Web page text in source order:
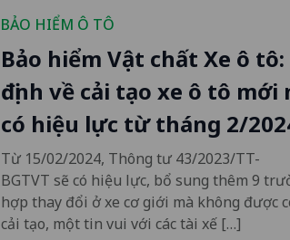
BẢO HIỂM Ô TÔ
Bảo hiểm Vật chất Xe ô
định về cải tạo xe ô tô mới
có hiệu lực từ tháng 2/
Từ 15/02/2024, Thông tư 43/2023/TT-
BGTVT sẽ có hiệu lực, bổ sung thêm 9
hợp thay đổi ở xe cơ giới mà không được
cải tạo, một tin vui với các tài xế […]